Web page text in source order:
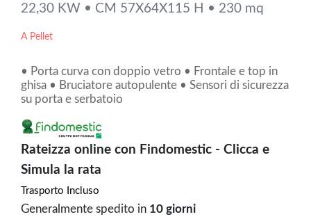
22,30 KW • CM 57X64X115 H • 230 mq
A Pellet
• Porta curva con doppio vetro • Frontale e top in
ghisa • Bruciatore autopulente • Sensori di sicurezza
su porta e serbatoio
Rateizza online con Findomestic - Clicca e
Simula la rata
Trasporto Incluso
Generalmente spedito in 10 giorni